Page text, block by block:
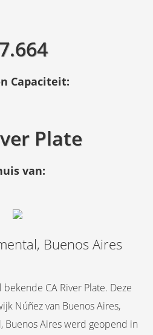
Capaciteit:
Plate
van:
Buenos Aires
CA River Plate. Deze
Núñez van Buenos Aires,
Buenos Aires werd geopend in